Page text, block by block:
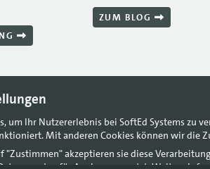
ZUM BLOG
um Ihr Nutzererlebnis bei SoftEd Systems zu
Mit anderen Cookies können wir die
"Zustimmen" akzeptieren sie diese